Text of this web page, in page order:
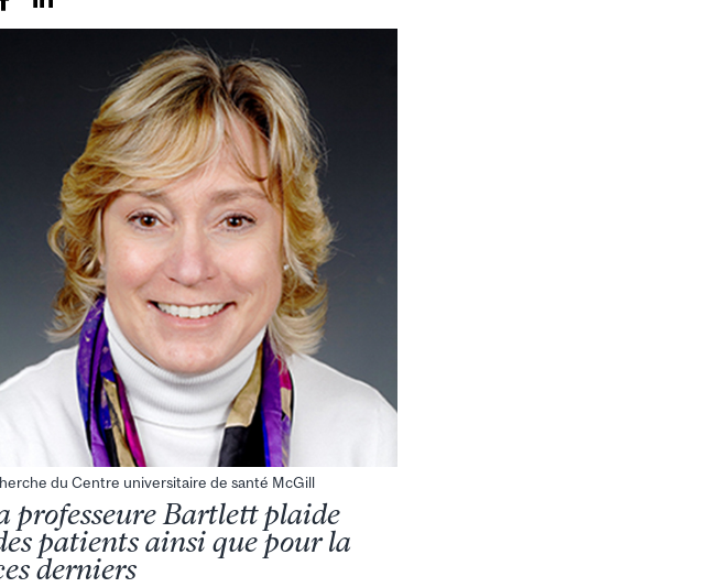
du Centre universitaire de santé McGill
professeure Bartlett plaide
patients ainsi que pour la
derniers